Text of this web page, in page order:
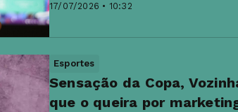
17/07/2026 • 10:32
Esportes
Sensação da Copa,
que o queira por